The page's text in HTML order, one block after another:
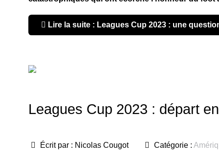
Lire la suite : Leagues Cup 2023 : une
Leagues Cup 2023 : départ
Écrit par : Nicolas Cougot Catégorie :